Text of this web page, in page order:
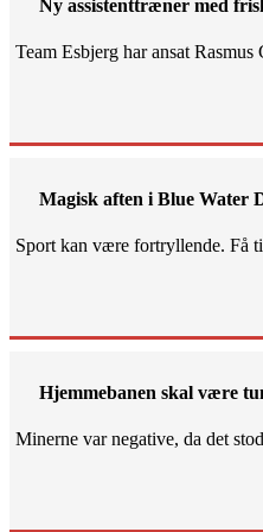
Ny assistenttræner med
Team Esbjerg har ansat
Magisk aften i Blue Water
Sport kan være fortryllende. Få
Hjemmebanen skal være
Minerne var negative, da det